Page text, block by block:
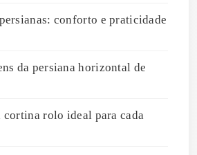
conforto e praticidade
da persiana horizontal de
cortina rolo ideal para cada